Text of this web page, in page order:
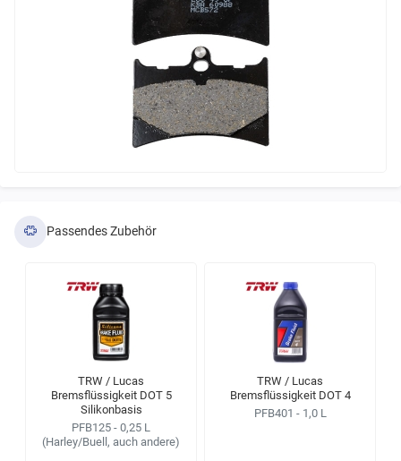
Passendes Zubehör
TRW / Lucas
Bremsflüssigkeit DOT 5
Silikonbasis
PFB125 - 0,25 L
(Harley/Buell, auch andere)
TRW / Lucas
Bremsflüssigkeit DOT 4
PFB401 - 1,0 L